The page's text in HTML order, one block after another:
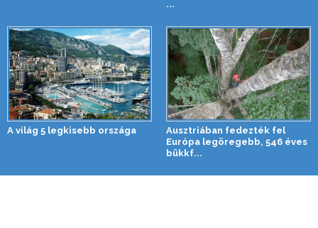
...
A világ 5 legkisebb országa
Ausztriában fedezték fel
Európa legöregebb, 546 éves
bükkf...